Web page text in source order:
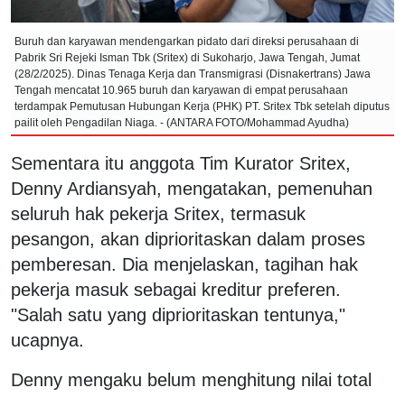
Buruh dan karyawan mendengarkan pidato dari direksi perusahaan di
Pabrik Sri Rejeki Isman Tbk (Sritex) di Sukoharjo, Jawa Tengah, Jumat
(28/2/2025). Dinas Tenaga Kerja dan Transmigrasi (Disnakertrans) Jawa
Tengah mencatat 10.965 buruh dan karyawan di empat perusahaan
terdampak Pemutusan Hubungan Kerja (PHK) PT. Sritex Tbk setelah diputus
pailit oleh Pengadilan Niaga. - (ANTARA FOTO/Mohammad Ayudha)
Sementara itu anggota Tim Kurator Sritex,
Denny Ardiansyah, mengatakan, pemenuhan
seluruh hak pekerja Sritex, termasuk
pesangon, akan diprioritaskan dalam proses
pemberesan. Dia menjelaskan, tagihan hak
pekerja masuk sebagai kreditur preferen.
"Salah satu yang diprioritaskan tentunya,"
ucapnya.
Denny mengaku belum menghitung nilai total